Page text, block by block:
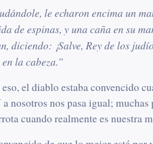
le echaron encima un
de espinas, y una caña en su
diciendo: ¡Salve, Rey de los
la cabeza.”
el diablo estaba convencido
nosotros nos pasa igual;
cuando realmente es nuestra